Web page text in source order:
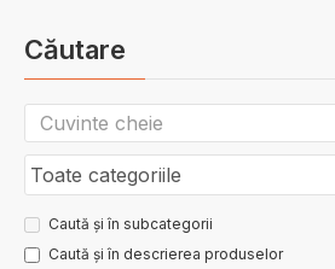
Căutare
Caută și în subcategorii
Caută și în descrierea produselor